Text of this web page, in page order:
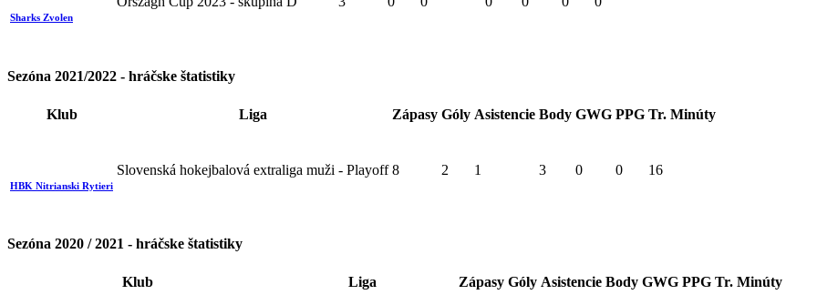
Sharks Zvolen
Sezóna 2021/2022 - hráčske štatistiky
Klub Liga Zápasy Góly Asistencie Body GWG PPG Tr. Minúty
HBK Nitrianski Rytieri
Slovenská hokejbalová extraliga muži - Playoff 8 2 1 3 0 0 16
Sezóna 2020 / 2021 - hráčske štatistiky
Klub Liga Zápasy Góly Asistencie Body GWG PPG Tr. Minúty